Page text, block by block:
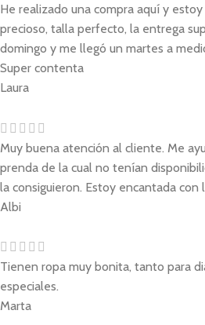
He realizado una compra aquí y
precioso, talla perfecto, la entrega
domingo y me llegó un martes a
Super contenta
Laura
Muy buena atención al cliente. Me
prenda de la cual no tenían
la consiguieron. Estoy encantada con
Albi
Tienen ropa muy bonita, tanto para
especiales.
Marta